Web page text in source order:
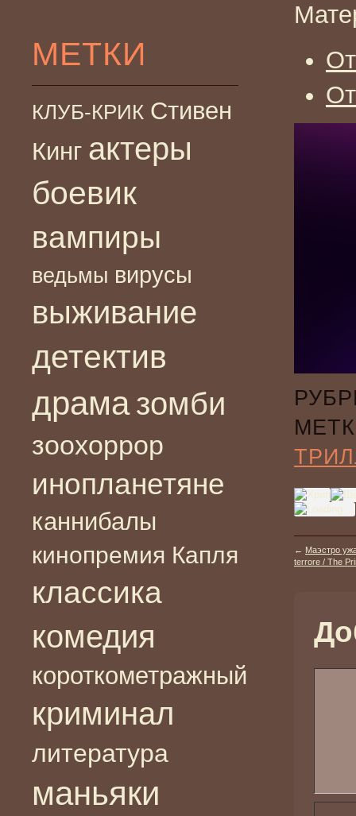
МЕТКИ
КЛУБ-КРИК Стивен
Кинг актеры
боевик
вампиры
ведьмы вирусы
выживание
детектив
драма зомби
зоохоррор
инопланетяне
каннибалы
кинопремия Капля
классика
комедия
короткометражный
криминал
литература
маньяки
← Маэстро
terrore / The